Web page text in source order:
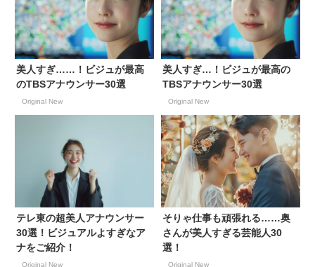
美人すぎ……！ビジュが最高
のTBSアナウンサー30選
Original New
美人すぎ…！ビジュが最高の
TBSアナウンサー30選
Original New
テレ東の超美人アナウンサー
30選！ビジュアルよすぎなア
ナをご紹介！
Original New
そりゃ仕事も頑張れる……奥
さんが美人すぎる芸能人30
選！
Original New